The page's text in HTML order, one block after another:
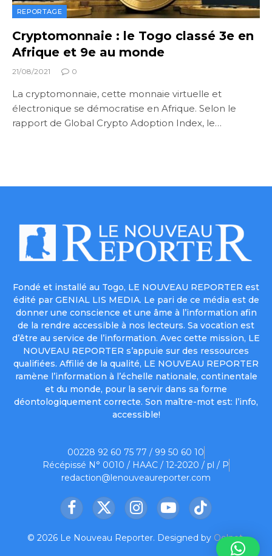
REPORTAGE
Cryptomonnaie : le Togo classé 3e en
Afrique et 9e au monde
21/08/2021 0
La cryptomonnaie, cette monnaie virtuelle et
électronique se démocratise en Afrique. Selon le
rapport de Global Crypto Adoption Index, le…
Fondé et installé au Togo, LE NOUVEAU REPORTER est
édité par GENIAL LIS MEDIA. Le pari de ce média est de
donner une conscience et une âme à l’information afin
de la rendre accessible à nos lecteurs. Sa vocation est
d’être au service de l’information. Avec cette mission, LE
NOUVEAU REPORTER s’appuie sur des ressources
qualifiées. Affilié de la qualité, LE NOUVEAU REPORTER
ramène l’information à l’échelle nationale, continentale
et du monde, pour la servir dans sa forme
déontologiquement correcte. Son maître-mot est: l’info,
accessible!
00228 92 60 75 77 / 99 50 60 10
Récépissé N° 0010 / HAAC / 12-2020 / pl / P
redaction@lenouveaureporter.com
Facebook
X
InstagramYouTubeTikTok
© 2026 Le Nouveau Reporter. Designed by Oelnet.